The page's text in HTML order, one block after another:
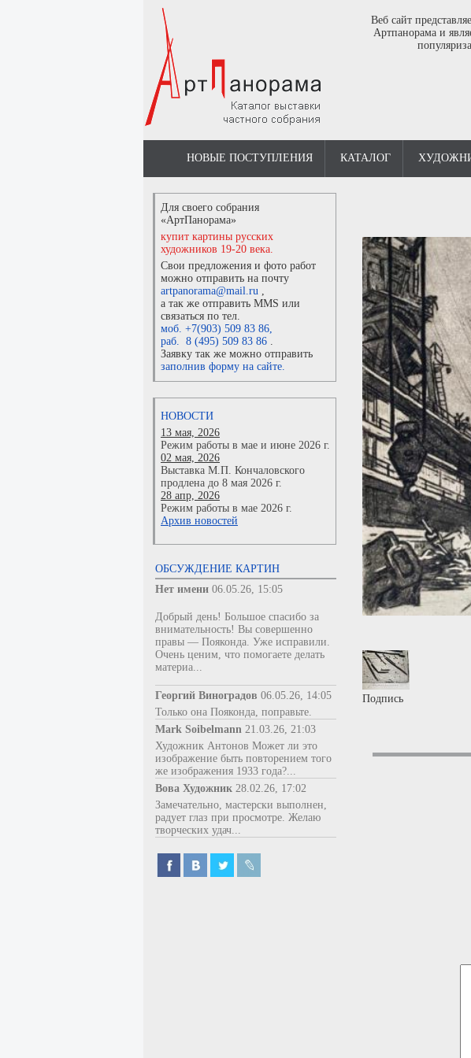
Веб сайт
Артпанорама и
НОВЫЕ ПОСТУПЛЕНИЯ КАТАЛОГ
Для своего собрания
«АртПанорама»
купит картины русских
художников 19-20 века.
Свои предложения и фото работ
можно отправить на почту
artpanorama@mail.ru ,
а так же отправить MMS или
связаться по тел.
моб. +7(903) 509 83 86,
раб. 8 (495) 509 83 86 .
Заявку так же можно отправить
заполнив форму на сайте.
НОВОСТИ
13 мая, 2026
Режим работы в мае и июне 2026 г.
02 мая, 2026
Выставка М.П. Кончаловского
продлена до 8 мая 2026 г.
28 апр, 2026
Режим работы в мае 2026 г.
Архив новостей
ОБСУЖДЕНИЕ КАРТИН
Нет имени 06.05.26, 15:05
Добрый день! Большое спасибо за
внимательность! Вы совершенно
правы — Пояконда. Уже исправили.
Очень ценим, что помогаете делать
материа...
Георгий Виноградов 06.05.26, 14:05
Только она Пояконда, поправьте.
Mark Soibelmann 21.03.26, 21:03
Художник Антонов Может ли это
изображение быть повторением того
же изображения 1933 года?...
Вова Художник 28.02.26, 17:02
Замечательно, мастерски выполнен,
радует глаз при просмотре. Желаю
творческих удач...
Подпись